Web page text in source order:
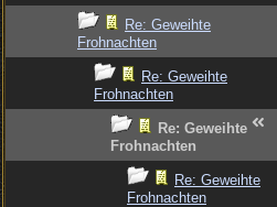
Re: Geweihte
Frohnachten
Re: Geweihte
Frohnachten
Re: Geweihte
Frohnachten
Re: Geweihte
Frohnachten